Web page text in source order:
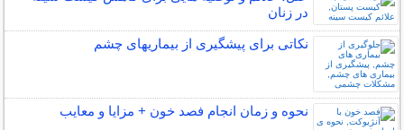
در زنان
نکاتی برای پیشگیری از بیماریهای چشم
نحوه و زمان انجام فصد خون + مزایا و معایب